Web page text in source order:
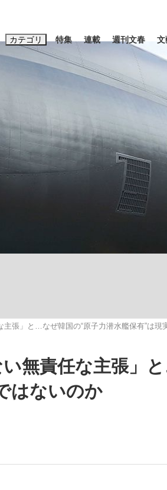
カテゴリ
エンタメ
ャパン選手が証言した“NPB聞...
特集 連載 週刊文春 文
のキーワードタグ一覧
#三山凌輝 #高市早苗 #後藤真希
郎
主張」と…なぜ韓国の“原子力潜水艦保有”は現
い無責任な主張」
はないのか